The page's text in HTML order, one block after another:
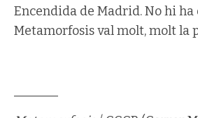
Encendida de Madrid. No hi ha
Metamorfosis val molt, molt la